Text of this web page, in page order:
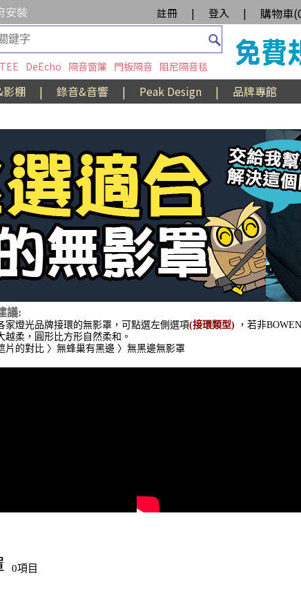
安裝 註冊 | 登入 | 購物車(
DeEcho 隔音窗簾 門板隔音 阻尼隔音毯
影棚 | 錄音&音響 | Peak Design | 品牌專館
議:
家燈光品牌接環的無影罩，可點選左側選項(接環類型)
，若非
越柔，圓形比方形自然柔和。
片的對比 〉無蜂巢有黑邊 〉無黑邊無影罩
0項目